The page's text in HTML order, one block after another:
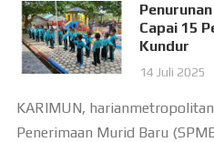
Capai 15
Kundur
14 Juli 2025
KARIMUN,
Penerimaan Murid Baru